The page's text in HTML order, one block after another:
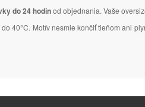
do 24 hodínod objednania. Vaše
40°C. Motív nesmie končiť tieňom ani